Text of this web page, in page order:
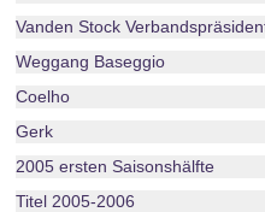
Vanden Stock
Weggang Baseggio
Coelho
Gerk
2005 ersten Saisonshälfte
Titel 2005-2006